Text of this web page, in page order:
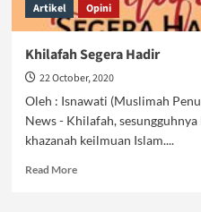
Artikel Opini
Khilafah Segera Hadir
22 October, 2020
Oleh : Isnawati (Muslimah
News - Khilafah,
khazanah keilmuan Islam....
Read MoreRead